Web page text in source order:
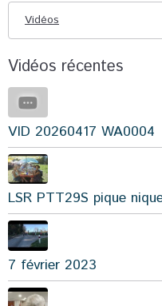
Vidéos
Vidéos récentes
VID 20260417 WA0004
LSR PTT29S pique
7 février 2023